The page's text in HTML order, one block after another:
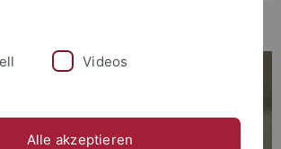
Videos
Alle akzeptieren